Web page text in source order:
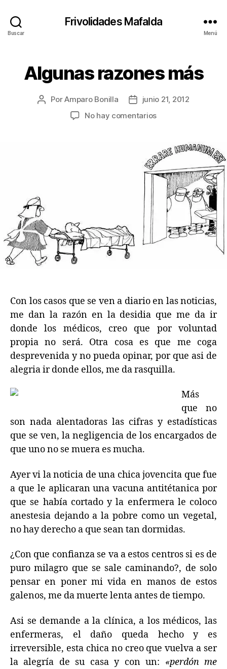
Buscar
Frivolidades Mafalda
Menú
Categorías
Algunas razones más
Autor
PorAmparo Bonilla
Fecha
de
junio 21, 2012
No hay comentariosen
más
Con los casos que se ven a diario en las noticias,
me dan la razón en la desidia que me da ir
donde los médicos, creo que por voluntad
propia no será. Otra cosa es que me coga
desprevenida y no pueda opinar, por que asi de
alegria ir donde ellos, me da rasquilla.
Más
que no
son nada alentadoras las cifras y estadísticas
que se ven, la negligencia de los encargados de
que uno no se muera es mucha.
Ayer vi la noticia de una chica jovencita que fue
a que le aplicaran una vacuna antitétanica por
que se había cortado y la enfermera le coloco
anestesia dejando a la pobre como un vegetal,
no hay derecho a que sean tan dormidas.
¿Con que confianza se va a estos centros si es de
puro milagro que se sale caminando?, de solo
pensar en poner mi vida en manos de estos
galenos, me da muerte lenta antes de tiempo.
Asi se demande a la clínica, a los médicos, las
enfermeras, el daño queda hecho y es
irreversible, esta chica no creo que vuelva a ser
la alegría de su casa y con un: «perdón me